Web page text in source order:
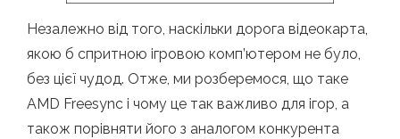
Незалежно від того, наскільки дорога відеокарта,
якою б спритною ігровою комп’ютером не було,
без цієї чудод. Отже, ми розберемося, що таке
AMD Freesync і чому це так важливо для ігор, а
також порівняти його з аналогом конкурента